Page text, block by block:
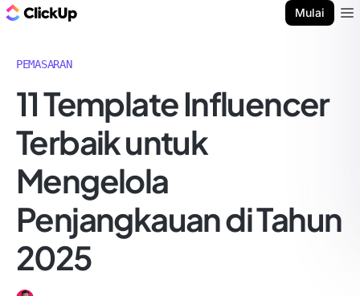
Mulai
PEMASARAN
11 Template Influencer
Terbaik untuk
Mengelola
Penjangkauan di Tahun
2025